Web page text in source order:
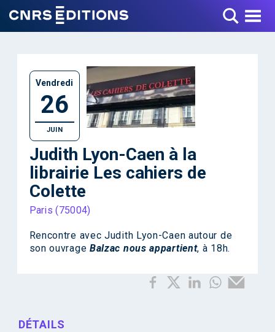
Toggle Menu
Vendredi
26
JUIN
Judith Lyon-Caen à la
librairie Les cahiers de
Colette
Paris (75004)
Rencontre avec Judith Lyon-Caen autour de
son ouvrage Balzac nous appartient, à 18h.
DÉTAILS